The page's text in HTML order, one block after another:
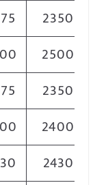
2350
2500
2350
2400
2430